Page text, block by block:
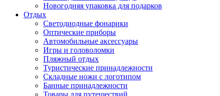
Новогодняя упаковка для подарков
Отдых
Светодиодные фонарики
Оптические приборы
Автомобильные аксессуары
Игры и головоломки
Пляжный отдых
Туристические принадлежности
Складные ножи с логотипом
Банные принадлежности